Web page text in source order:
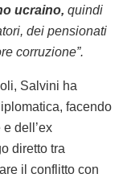
ucraino, quindi
dei pensionati
corruzione”.
Salvini ha
facendo
dell’ex
diretto tra
il conflitto con